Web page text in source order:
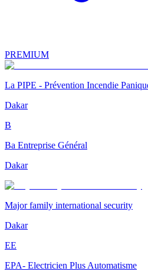
PREMIUM
La PIPE - Prévention Incendie
Dakar
B
Ba Entreprise Général
Dakar
Major family international security
Dakar
EE
EPA- Electricien Plus Automatisme